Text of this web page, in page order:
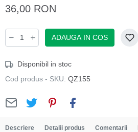
36,00 RON
ADAUGA IN COS
Disponibil in stoc
Cod produs - SKU: QZ155
Descriere Detalii produs Comentarii